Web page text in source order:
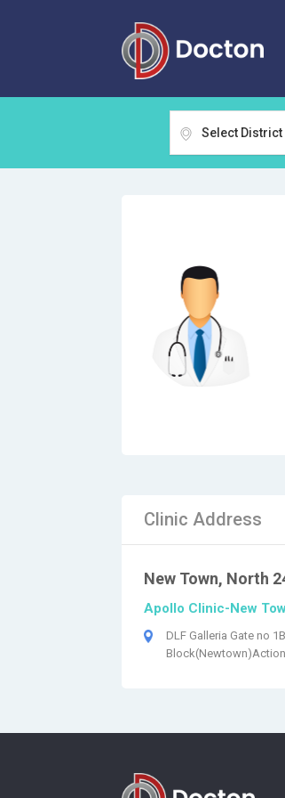
Select District
Clinic Address
New Town, North
Apollo Clinic-New
DLF Galleria Gate no